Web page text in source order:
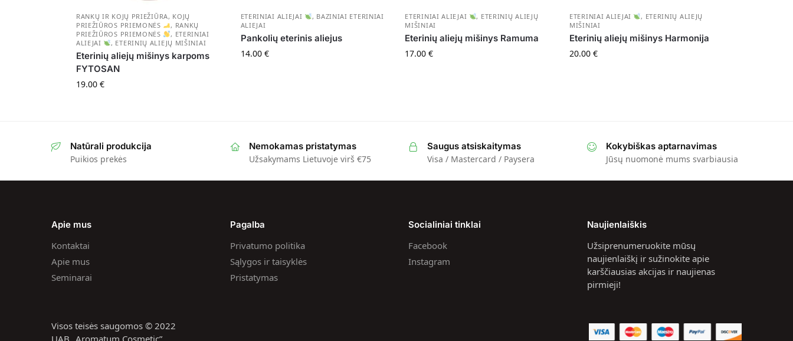
RANKŲ IR KOJŲ PRIEŽIŪRA, KOJŲ
PRIEŽIŪROS PRIEMONĖS
, RANKŲ
PRIEŽIŪROS PRIEMONĖS
, ETERINIAI
ALIEJAI
, ETERINIŲ ALIEJŲ MIŠINIAI
Eterinių aliejų mišinys karpoms
FYTOSAN
19.00 €
ETERINIAI ALIEJAI , BAZINIAI ETERINIAI
ALIEJAI
Pankolių eterinis aliejus
14.00 €
ETERINIAI ALIEJAI , ETERINIŲ ALIEJŲ
MIŠINIAI
Eterinių aliejų mišinys Ramuma
17.00€
ETERINIAI ALIEJAI , ETERINIŲ ALIEJŲ
MIŠINIAI
Eterinių aliejų mišinys Harmonija
20.00€
Natūrali produkcija
Puikios prekės
Nemokamas pristatymas
Užsakymams Lietuvoje virš €75
Saugus atsiskaitymas
Visa / Mastercard / Paysera
Kokybiškas aptarnavimas
Jūsų nuomonė mums svarbiausia
Apie mus
Kontaktai
Apie mus
Seminarai
Pagalba
Privatumo politika
Sąlygos ir taisyklės
Pristatymas
Socialiniai tinklai
Facebook
Instagram
Naujienlaiškis
Užsiprenumeruokite mūsų
naujienlaiškį ir sužinokite apie
karščiausias akcijas ir naujienas
pirmieji!
Visos teisės saugomos © 2022
UAB „Aromatum Cosmetic”